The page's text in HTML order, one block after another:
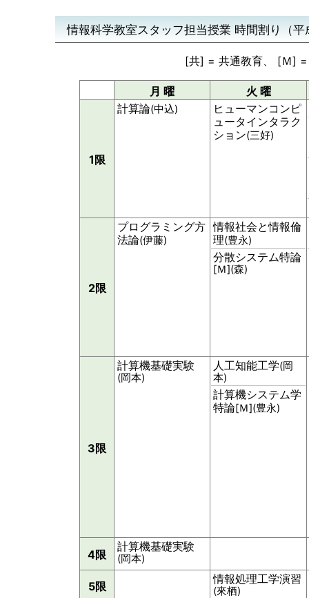
情報科学教室スタッフ担当授業 時間割り（
[共] = 共通教育、 [Ｍ]
月 曜 火 曜
1限
計算論(中込)
ヒューマンコンピ
ュータインタラク
ション(三好)
2限
プログラミング方
法論(伊藤)
情報社会と情報倫
理(豊永)
分散システム特論
[Ｍ](森)
3限
計算機基礎実験
(岡本)
人工知能工学(岡
本)
計算機システム学
特論[Ｍ](豊永)
4限
計算機基礎実験
(岡本)
5限
情報処理工学演習
(來栖)